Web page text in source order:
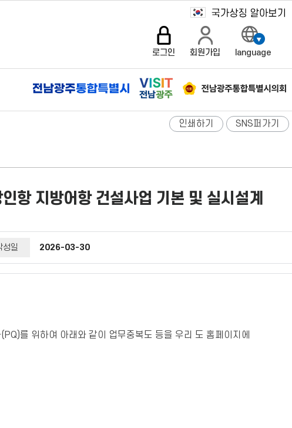
로그인 회원가입 language
인쇄하기 SNS퍼가기
항 지방어항 건설사업 기본 및 실시설계
성일 2026-03-30
를 위하여 아래와 같이 업무중복도 등을 우리 도 홈페이지에